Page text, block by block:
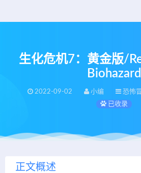
生化危机7：黄金版/
Biohazard
2022-09-02 小编 恐怖
已收录
正文概述